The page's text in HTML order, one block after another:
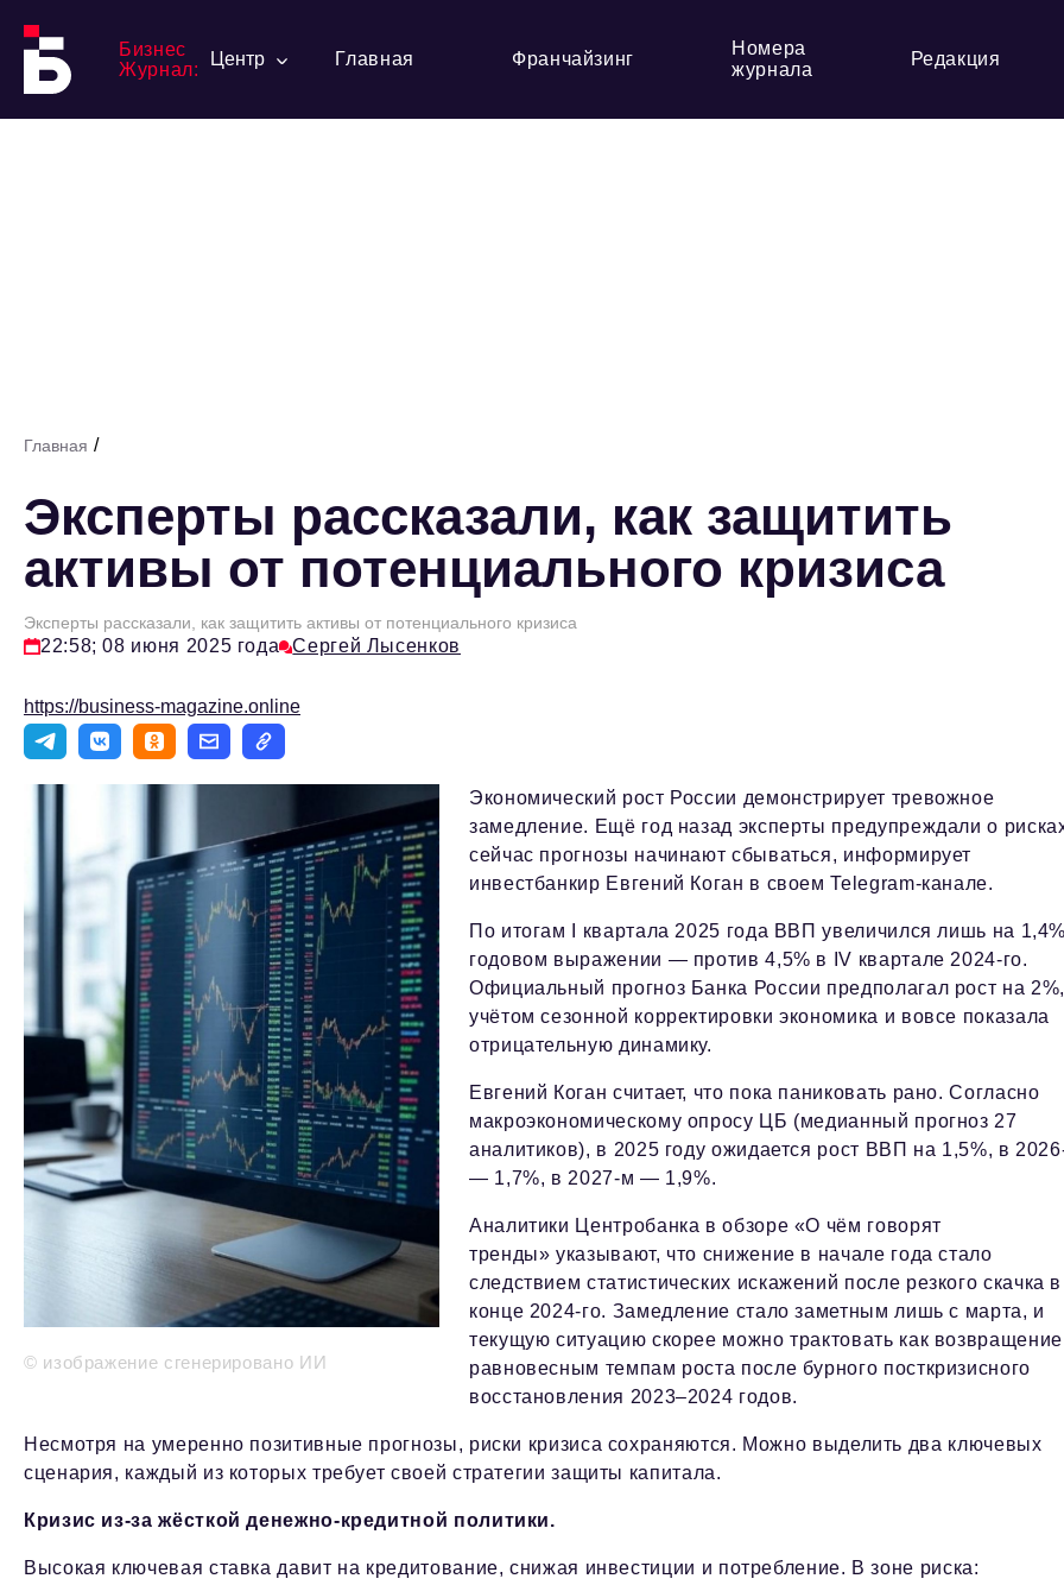
Бизнес
Журнал:
Центр Главная Франчайзинг
Номера
журнала
Редакция
Главная /
Эксперты рассказали, как защитить
активы от потенциального кризиса
Эксперты рассказали, как защитить активы от потенциального кризиса
22:58; 08 июня 2025 года Сергей Лысенков
https://business-magazine.online
© изображение сгенерировано ИИ
Экономический рост России демонстрирует тревожное
замедление. Ещё год назад эксперты предупреждали о
сейчас прогнозы начинают сбываться, информирует
инвестбанкир Евгений Коган в своем Telegram-канале.
По итогам I квартала 2025 года ВВП увеличился лишь на
годовом выражении — против 4,5% в IV квартале 2024-го.
Официальный прогноз Банка России предполагал рост на
учётом сезонной корректировки экономика и вовсе показала
отрицательную динамику.
Евгений Коган считает, что пока паниковать рано. Согласно
макроэкономическому опросу ЦБ (медианный прогноз 27
аналитиков), в 2025 году ожидается рост ВВП на 1,5%, в
— 1,7%, в 2027-м — 1,9%.
Аналитики Центробанка в обзоре «О чём говорят
тренды» указывают, что снижение в начале года стало
следствием статистических искажений после резкого скачка в
конце 2024-го. Замедление стало заметным лишь с марта, и
текущую ситуацию скорее можно трактовать как возвращение
равновесным темпам роста после бурного посткризисного
восстановления 2023–2024 годов.
Несмотря на умеренно позитивные прогнозы, риски кризиса сохраняются. Можно выделить два ключевых
сценария, каждый из которых требует своей стратегии защиты капитала.
Кризис из-за жёсткой денежно-кредитной политики.
Высокая ключевая ставка давит на кредитование, снижая инвестиции и потребление. В зоне риска: